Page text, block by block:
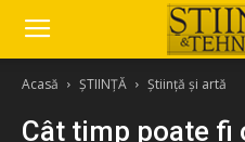
Acasă ȘTIINȚĂ Știință și artă
Cât timp poate fi